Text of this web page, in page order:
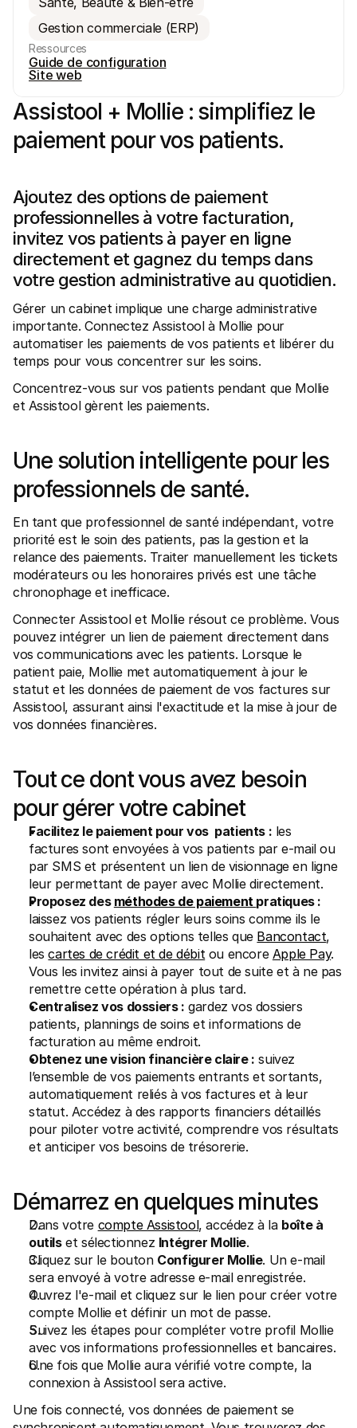
Gestion commerciale (ERP)
Ressources
Guide de configuration
Site web
Assistool + Mollie : simplifiez le
paiement pour vos patients.
Ajoutez des options de paiement
professionnelles à votre facturation,
invitez vos patients à payer en ligne
directement et gagnez du temps dans
votre gestion administrative au quotidien.
Gérer un cabinet implique une charge administrative
importante. Connectez Assistool à Mollie pour
automatiser les paiements de vos patients et libérer du
temps pour vous concentrer sur les soins.
Concentrez-vous sur vos patients pendant que Mollie
et Assistool gèrent les paiements.
Une solution intelligente pour les
professionnels de santé.
En tant que professionnel de santé indépendant, votre
priorité est le soin des patients, pas la gestion et la
relance des paiements. Traiter manuellement les tickets
modérateurs ou les honoraires privés est une tâche
chronophage et inefficace.
Connecter Assistool et Mollie résout ce problème. Vous
pouvez intégrer un lien de paiement directement dans
vos communications avec les patients. Lorsque le
patient paie, Mollie met automatiquement à jour le
statut et les données de paiement de vos factures sur
Assistool, assurant ainsi l'exactitude et la mise à jour de
vos données financières.
Tout ce dont vous avez besoin
pour gérer votre cabinet
Facilitez le paiement pour vos  patients : les
factures sont envoyées à vos patients par e-mail ou
par SMS et présentent un lien de visionnage en ligne
leur permettant de payer avec Mollie directement.
Proposez des méthodes de paiement pratiques :
laissez vos patients régler leurs soins comme ils le
souhaitent avec des options telles que Bancontact,
les cartes de crédit et de débit ou encore Apple Pay.
Vous les invitez ainsi à payer tout de suite et à ne pas
remettre cette opération à plus tard.
Centralisez vos dossiers : gardez vos dossiers
patients, plannings de soins et informations de
facturation au même endroit.
Obtenez une vision financière claire : suivez
l’ensemble de vos paiements entrants et sortants,
automatiquement reliés à vos factures et à leur
statut. Accédez à des rapports financiers détaillés
pour piloter votre activité, comprendre vos résultats
et anticiper vos besoins de trésorerie.
Démarrez en quelques minutes
Dans votre compte Assistool, accédez à la boîte à
outils et sélectionnez Intégrer Mollie.
Cliquez sur le bouton Configurer Mollie. Un e-mail
sera envoyé à votre adresse e-mail enregistrée.
Ouvrez l'e-mail et cliquez sur le lien pour créer votre
compte Mollie et définir un mot de passe.
Suivez les étapes pour compléter votre profil Mollie
avec vos informations professionnelles et bancaires.
Une fois que Mollie aura vérifié votre compte, la
connexion à Assistool sera active.
Une fois connecté, vos données de paiement se
Ressources techniques
Portail développeurs
Découvrez les ressources de développement et les mises à
jour
Communauté Discord
Rejoignez notre communauté de développeurs
À propos de Mollie
Tarifs
Consultez nos tarifs
À propos
Notre histoire et nos valeurs
Actualités
Mollie
Nous rejoindre
Rejoignez notre équipe - nous
recrutons !
Découvrez comment nous aidons
Contact
Découvrez pourquoi Mollie figure sur votre relevé bancaire
Pour les clients Mollie
Contactez notre équipe support